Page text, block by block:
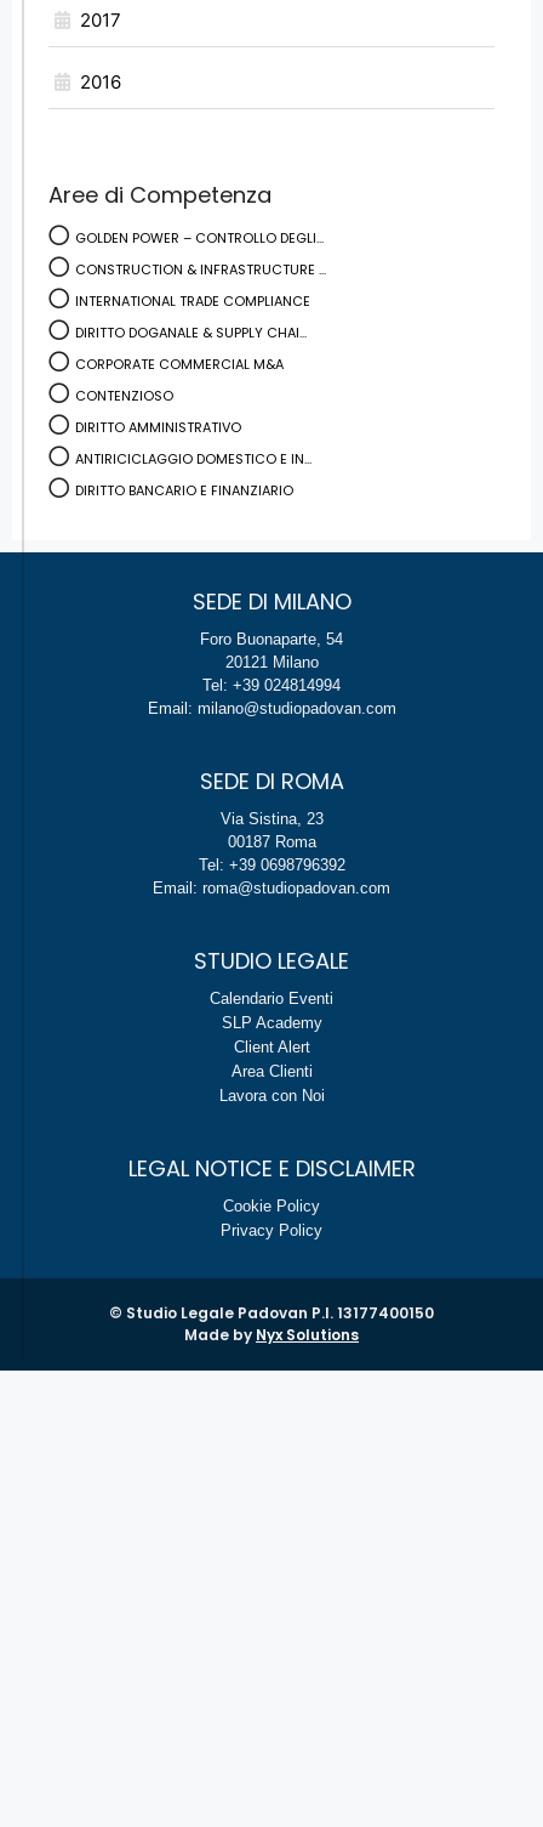
2017
2016
Aree di Competenza
GOLDEN POWER – CONTROLLO DEGLI...
CONSTRUCTION & INFRASTRUCTURE ...
INTERNATIONAL TRADE COMPLIANCE
DIRITTO DOGANALE & SUPPLY CHAI...
CORPORATE COMMERCIAL M&A
CONTENZIOSO
DIRITTO AMMINISTRATIVO
ANTIRICICLAGGIO DOMESTICO E IN...
DIRITTO BANCARIO E FINANZIARIO
SEDE DI MILANO
Foro Buonaparte, 54
20121 Milano
Tel: +39 024814994
Email: milano@studiopadovan.com
SEDE DI ROMA
Via Sistina, 23
00187 Roma
Tel: +39 0698796392
Email: roma@studiopadovan.com
STUDIO LEGALE
Calendario Eventi
SLP Academy
Client Alert
Area Clienti
Lavora con Noi
LEGAL NOTICE E DISCLAIMER
Cookie Policy
Privacy Policy
© Studio Legale Padovan P.I. 13177400150
Made by Nyx Solutions